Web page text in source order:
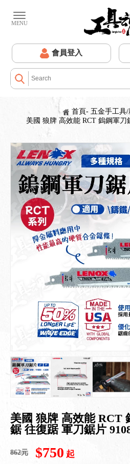
會員登入
首頁- 五金手工具/
美國 狼牌 高效能 RCT 鎢鋼軍
美國 狼牌 高效能 RCT
鋸 往復踞 軍刀鋸片
862元 $750 起